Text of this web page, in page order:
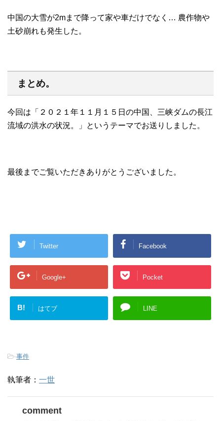
中国の大雪が2mまで降って家や車だけでなく… 農作物や
土砂崩れも発生した。
まとめ。
今回は「２０２１年１１月１５日の中国、三峡ダムの長江
流域の洪水の状況。」というテーマでお送りしました。
最後までご覧いただきありがとうございました。
Twitter Facebook
Google+ Pocket
B! はてブ LINE
-事件
執筆者： 一世
comment